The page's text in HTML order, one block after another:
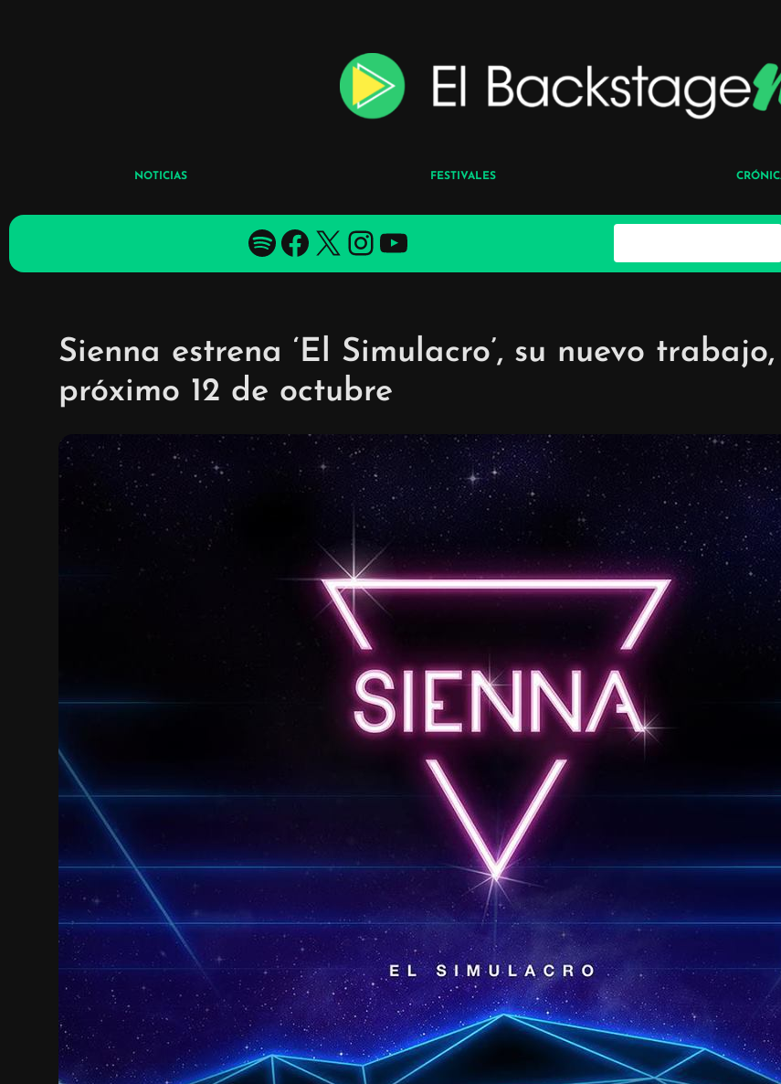
NOTICIAS FESTIVALES
Spotify Facebook X YouTube YouTube
B
c
Sienna estrena ‘El Simulacro’, su nuevo
próximo 12 de octubre